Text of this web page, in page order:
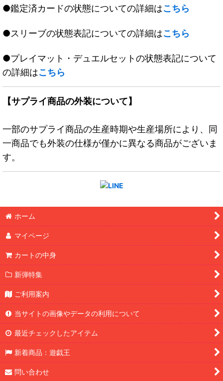
●鑑定済カードの状態についての詳細はこちら
●スリーブの状態表記についての詳細はこちら
●プレイマット・デュエルセットの状態表記について
の詳細はこちら
【サプライ商品の外装について】
一部のサプライ商品の生産時期や生産場所により、同
一商品でも外装の仕様が僅かに異なる商品がございま
す。
ホーム
マイページ
カートの中身
新弾特集
ご利用案内
当サイトの画像やデータの利用について
最近チェックしたアイテム
新着商品：遊戯王
問い合わせ